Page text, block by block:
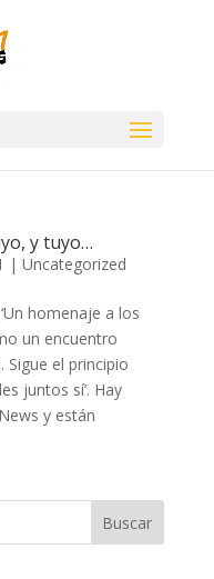
y tuyo…
| Uncategorized
homenaje a los
un encuentro
el principio
juntos sí’. Hay
y están